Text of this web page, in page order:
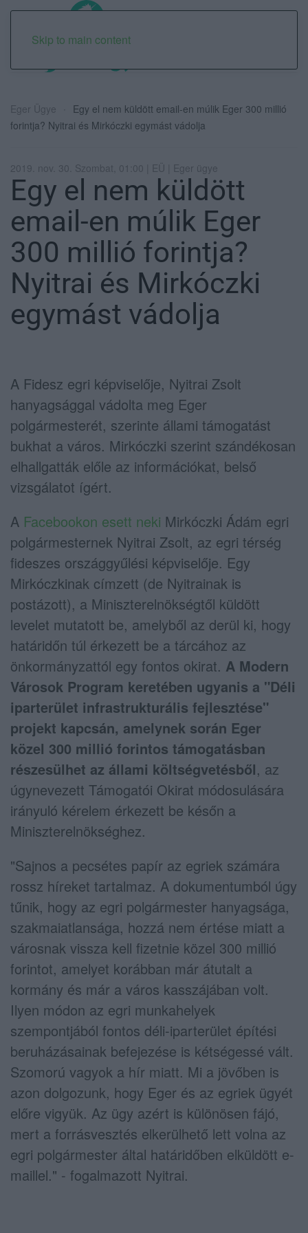
Skip to main content
Eger Ügye
Egy el nem küldött email-en múlik Eger 300 millió
forintja? Nyitrai és Mirkóczki egymást vádolja
2019. nov. 30. Szombat, 01:00 | EÜ | Eger ügye
Egy el nem küldött
email-en múlik Eger
300 millió forintja?
Nyitrai és Mirkóczki
egymást vádolja
A Fidesz egri képviselője, Nyitrai Zsolt
hanyagsággal vádolta meg Eger
polgármesterét, szerinte állami támogatást
bukhat a város. Mirkóczki szerint szándékosan
elhallgatták előle az információkat, belső
vizsgálatot ígért.
A Facebookon esett neki Mirkóczki Ádám egri
polgármesternek Nyitrai Zsolt, az egri térség
fideszes országgyűlési képviselője. Egy
Mirkóczkinak címzett (de Nyitrainak is
postázott), a Miniszterelnökségtől küldött
levelet mutatott be, amelyből az derül ki, hogy
határidőn túl érkezett be a tárcához az
önkormányzattól egy fontos okirat. A Modern
Városok Program keretében ugyanis a "Déli
iparterület infrastrukturális fejlesztése"
projekt kapcsán, amelynek során Eger
közel 300 millió forintos támogatásban
részesülhet az állami költségvetésből, az
úgynevezett Támogatói Okirat módosulására
irányuló kérelem érkezett be későn a
Miniszterelnökséghez.
"Sajnos a pecsétes papír az egriek számára
rossz híreket tartalmaz. A dokumentumból úgy
tűnik, hogy az egri polgármester hanyagsága,
szakmaiatlansága, hozzá nem értése miatt a
városnak vissza kell fizetnie közel 300 millió
forintot, amelyet korábban már átutalt a
kormány és már a város kasszájában volt.
Ilyen módon az egri munkahelyek
szempontjából fontos déli-iparterület építési
beruházásainak befejezése is kétségessé vált.
Szomorú vagyok a hír miatt. Mi a jövőben is
azon dolgozunk, hogy Eger és az egriek ügyét
előre vigyük. Az ügy azért is különösen fájó,
mert a forrásvesztés elkerülhető lett volna az
egri polgármester által határidőben elküldött e-
maillel." - fogalmazott Nyitrai.